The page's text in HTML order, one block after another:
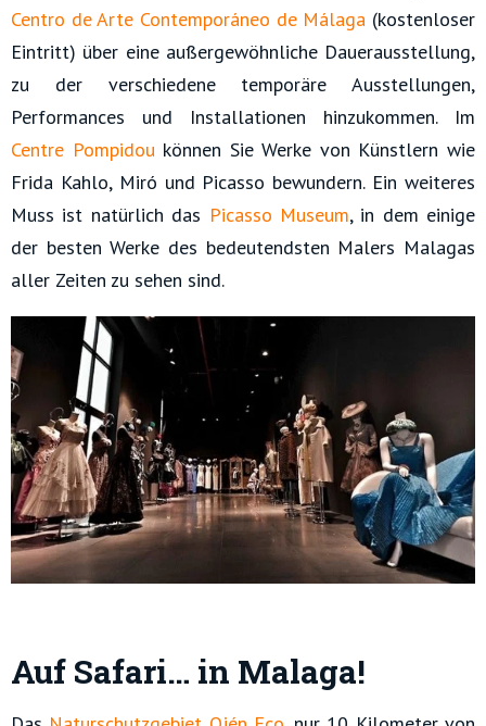
Centro de Arte Contemporáneo de Málaga (kostenloser
Eintritt) über eine außergewöhnliche Dauerausstellung,
zu der verschiedene temporäre Ausstellungen,
Performances und Installationen hinzukommen. Im
Centre Pompidou können Sie Werke von Künstlern wie
Frida Kahlo, Miró und Picasso bewundern. Ein weiteres
Muss ist natürlich das Picasso Museum, in dem einige
der besten Werke des bedeutendsten Malers Malagas
aller Zeiten zu sehen sind.
Auf Safari… in Malaga!